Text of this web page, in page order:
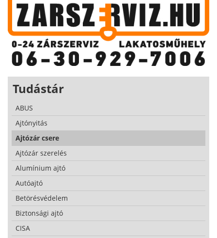
Tudástár
ABUS
Ajtónyitás
Ajtózár csere
Ajtózár szerelés
Alumínium ajtó
Autóajtó
Betörésvédelem
Biztonsági ajtó
CISA